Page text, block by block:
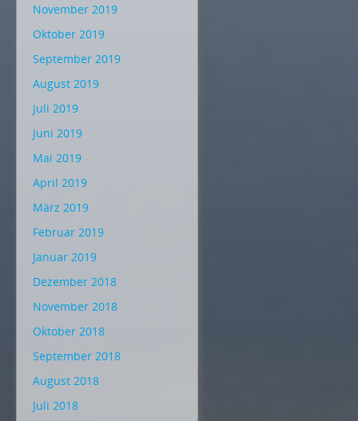
November 2019
Oktober 2019
September 2019
August 2019
Juli 2019
Juni 2019
Mai 2019
April 2019
März 2019
Februar 2019
Januar 2019
Dezember 2018
November 2018
Oktober 2018
September 2018
August 2018
Juli 2018